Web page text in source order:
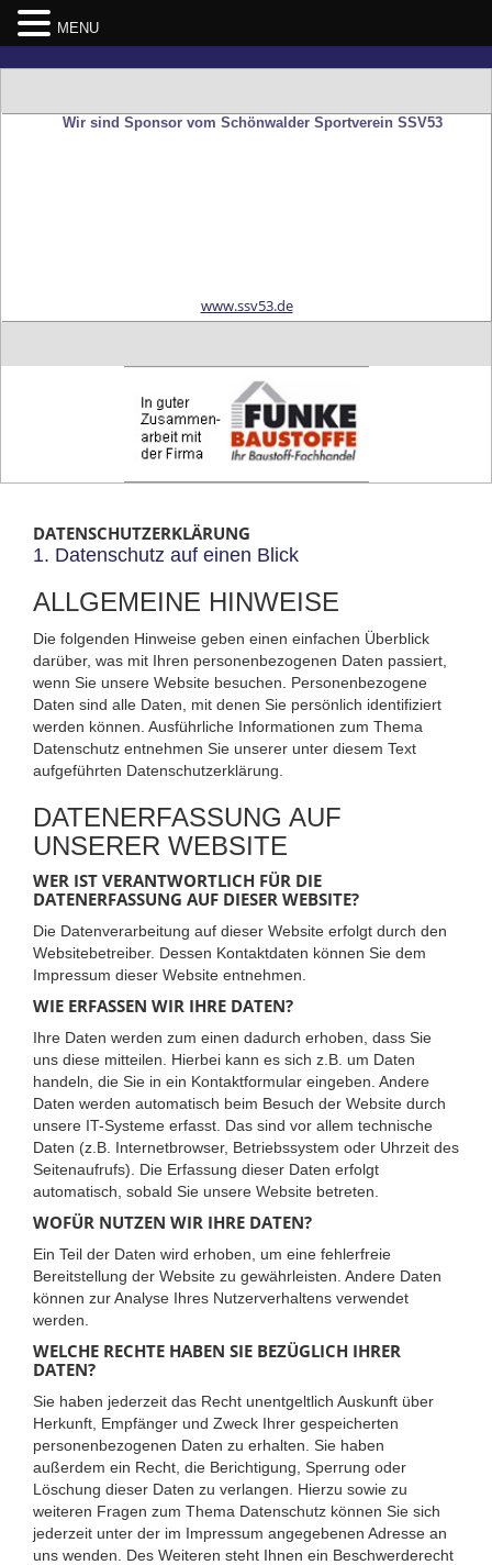
Wir sind Sponsor vom Schönwalder Sportverein SSV53
www.ssv53.de
DATENSCHUTZERKLÄRUNG
1. Datenschutz auf einen Blick
ALLGEMEINE HINWEISE
Die folgenden Hinweise geben einen einfachen Überblick
darüber, was mit Ihren personenbezogenen Daten passiert,
wenn Sie unsere Website besuchen. Personenbezogene
Daten sind alle Daten, mit denen Sie persönlich identifiziert
werden können. Ausführliche Informationen zum Thema
Datenschutz entnehmen Sie unserer unter diesem Text
aufgeführten Datenschutzerklärung.
DATENERFASSUNG AUF
UNSERER WEBSITE
WER IST VERANTWORTLICH FÜR DIE
DATENERFASSUNG AUF DIESER WEBSITE?
Die Datenverarbeitung auf dieser Website erfolgt durch den
Websitebetreiber. Dessen Kontaktdaten können Sie dem
Impressum dieser Website entnehmen.
WIE ERFASSEN WIR IHRE DATEN?
Ihre Daten werden zum einen dadurch erhoben, dass Sie
uns diese mitteilen. Hierbei kann es sich z.B. um Daten
handeln, die Sie in ein Kontaktformular eingeben. Andere
Daten werden automatisch beim Besuch der Website durch
unsere IT-Systeme erfasst. Das sind vor allem technische
Daten (z.B. Internetbrowser, Betriebssystem oder Uhrzeit des
Seitenaufrufs). Die Erfassung dieser Daten erfolgt
automatisch, sobald Sie unsere Website betreten.
WOFÜR NUTZEN WIR IHRE DATEN?
Ein Teil der Daten wird erhoben, um eine fehlerfreie
Bereitstellung der Website zu gewährleisten. Andere Daten
können zur Analyse Ihres Nutzerverhaltens verwendet
werden.
WELCHE RECHTE HABEN SIE BEZÜGLICH IHRER
DATEN?
Sie haben jederzeit das Recht unentgeltlich Auskunft über
Herkunft, Empfänger und Zweck Ihrer gespeicherten
personenbezogenen Daten zu erhalten. Sie haben
außerdem ein Recht, die Berichtigung, Sperrung oder
Löschung dieser Daten zu verlangen. Hierzu sowie zu
weiteren Fragen zum Thema Datenschutz können Sie sich
jederzeit unter der im Impressum angegebenen Adresse an
uns wenden. Des Weiteren steht Ihnen ein Beschwerderecht
MENU